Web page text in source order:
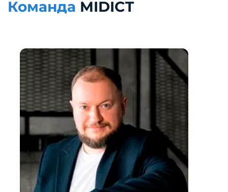
Команда MIDICT